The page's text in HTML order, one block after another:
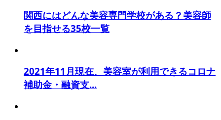
関西にはどんな美容専門学校がある？美容師
を目指せる35校一覧
2021年11月現在、美容室が利用できるコロナ
補助金・融資支...